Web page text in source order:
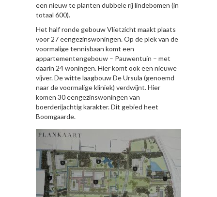
een nieuw te planten dubbele rij lindebomen (in
totaal 600).
Het half ronde gebouw Vlietzicht maakt plaats
voor 27 eengezinswoningen. Op de plek van de
voormalige tennisbaan komt een
appartementengebouw – Pauwentuin – met
daarin 24 woningen. Hier komt ook een nieuwe
vijver. De witte laagbouw De Ursula (genoemd
naar de voormalige kliniek) verdwijnt. Hier
komen 30 eengezinswoningen van
boerderijachtig karakter. Dit gebied heet
Boomgaarde.